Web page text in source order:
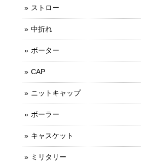
ストロー
中折れ
ボーター
CAP
ニットキャップ
ボーラー
キャスケット
ミリタリー